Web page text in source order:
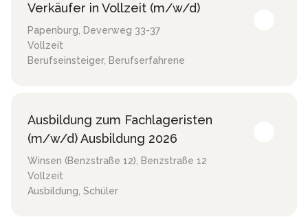
Verkäufer in Vollzeit (m/w/d)
Papenburg, Deverweg 33-37
Vollzeit
Berufseinsteiger, Berufserfahrene
Ausbildung zum Fachlageristen
(m/w/d) Ausbildung 2026
Winsen (Benzstraße 12), Benzstraße 12
Vollzeit
Ausbildung, Schüler